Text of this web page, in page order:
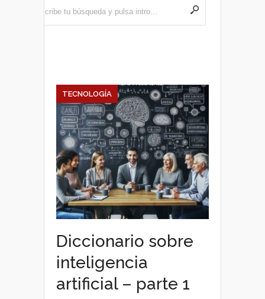
TECNOLOGÍA
Diccionario sobre
inteligencia
artificial – parte 1